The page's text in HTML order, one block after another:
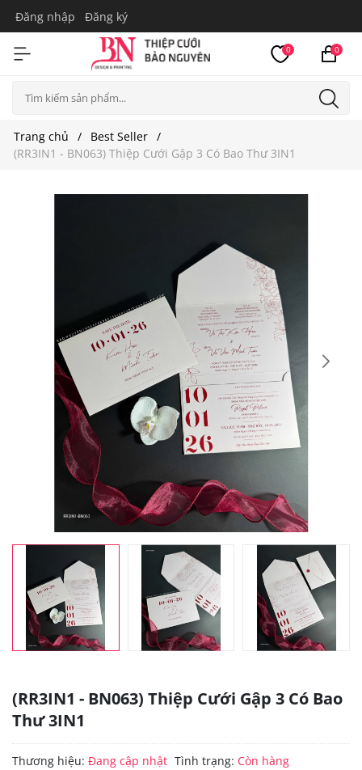
Đăng nhập Đăng ký
0 0
Trang chủ
Best Seller
(RR3IN1 - BN063) Thiệp Cưới Gập 3 Có Bao Thư 3IN1
(RR3IN1 - BN063) Thiệp Cưới Gập 3 Có Bao
Thư 3IN1
Thương hiệu: Đang cập nhật Tình trạng: Còn hàng